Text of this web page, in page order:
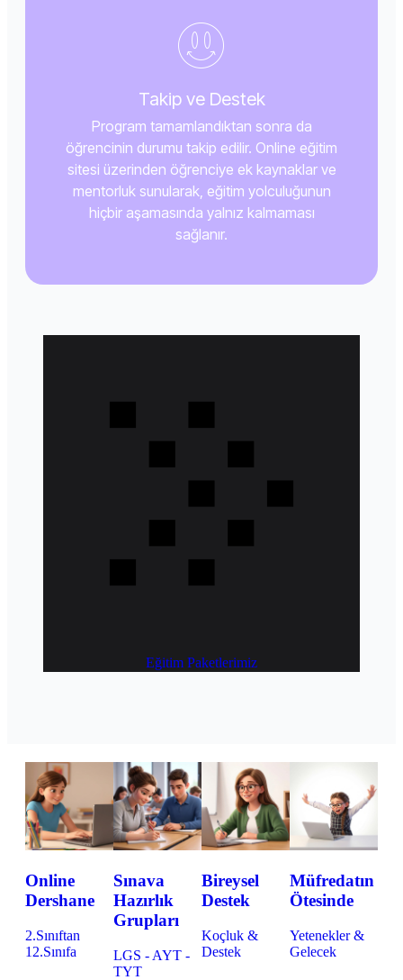
Takip ve Destek
Program tamamlandıktan sonra da
öğrencinin durumu takip edilir. Online eğitim
sitesi üzerinden öğrenciye ek kaynaklar ve
mentorluk sunularak, eğitim yolculuğunun
hiçbir aşamasında yalnız kalmaması
sağlanır.
Eğitim Paketlerimiz
Online
Dershane
2.Sınıftan
12.Sınıfa
Sınava
Hazırlık
Grupları
LGS - AYT -
TYT
Bireysel
Destek
Koçluk &
Destek
Müfredatın
Ötesinde
Yetenekler &
Gelecek